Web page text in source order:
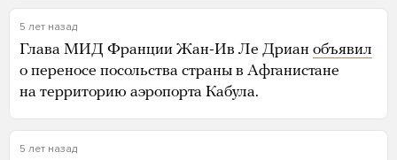
5 лет назад
Глава МИД Франции Жан-Ив Ле Дриан объявил
о переносе посольства страны в Афганистане
на территорию аэропорта Кабула.
5 лет назад